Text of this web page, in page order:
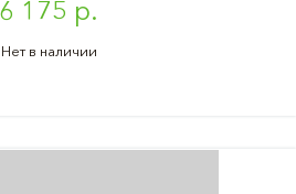
6 175 р.
Нет в наличии